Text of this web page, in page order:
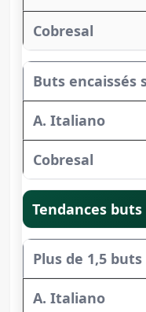
Buts encaissés
Tendances buts
Plus de 1,5